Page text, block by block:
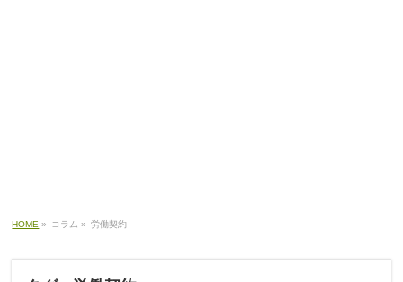
HOME » コラム » 労働契約